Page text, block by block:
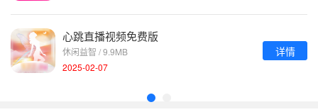
心跳直播视频免费版
休闲益智 / 9.9MB
2025-02-07
详情